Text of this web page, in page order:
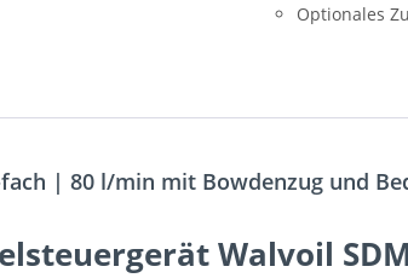
Optionales
| 80 l/min mit Bowdenzug und
Walvoil